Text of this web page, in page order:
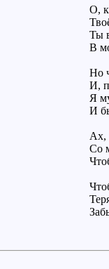
О,
Ты
В
Но
И,
Я
И
Ах,
Со